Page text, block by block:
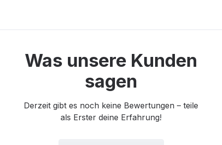
Was unsere Kunden
sagen
Derzeit gibt es noch keine Bewertungen – teile
als Erster deine Erfahrung!